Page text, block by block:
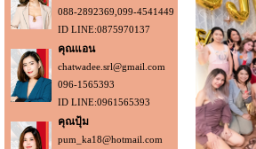
088-2892369,099-4541449
ID LINE:0875970137
คุณแอน
chatwadee.srl@gmail.com
096-1565393
ID LINE:0961565393
คุณปุ้ม
pum_ka18@hotmail.com
ฉลากแลกขอ